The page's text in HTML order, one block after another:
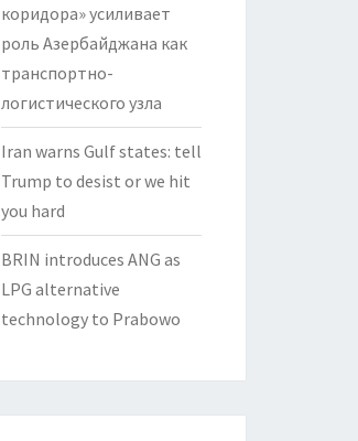
коридора» усиливает
роль Азербайджана как
транспортно-
логистического узла
Iran warns Gulf states: tell
Trump to desist or we hit
you hard
BRIN introduces ANG as
LPG alternative
technology to Prabowo